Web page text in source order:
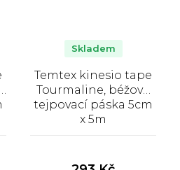
Temtex kinesio tape
Tourmaline, béžová
tejpovací páska 5cm
x 5m
produktu
Skladem